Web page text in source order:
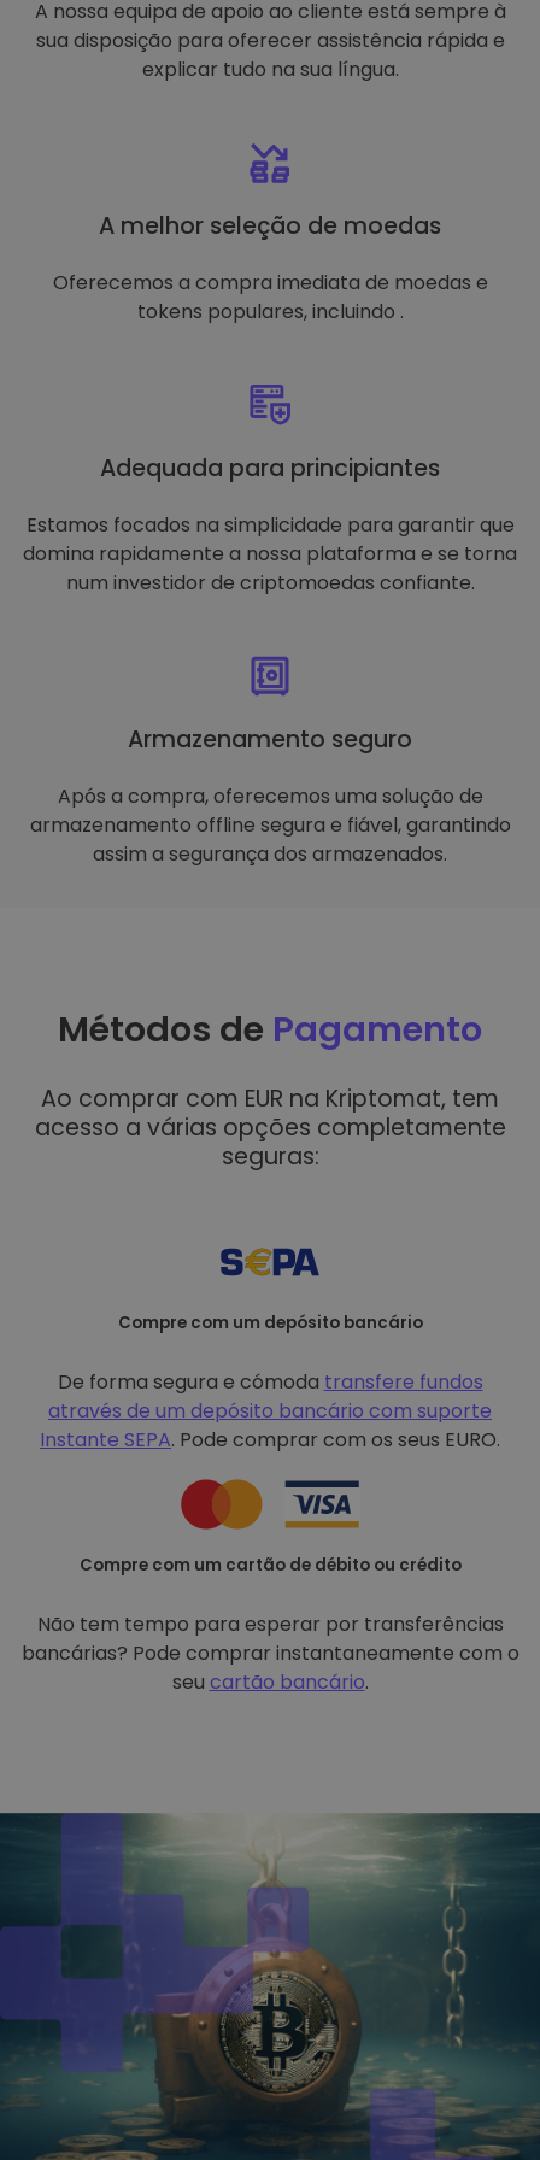
A nossa equipa de apoio ao cliente está sempre à
sua disposição para oferecer assistência rápida e
explicar tudo na sua língua.
A melhor seleção de moedas
Oferecemos a compra imediata de moedas e
tokens populares, incluindo .
Adequada para principiantes
Estamos focados na simplicidade para garantir que
domina rapidamente a nossa plataforma e se torna
num investidor de criptomoedas confiante.
Armazenamento seguro
Após a compra, oferecemos uma solução de
armazenamento offline segura e fiável, garantindo
assim a segurança dos armazenados.
Métodos de Pagamento
Ao comprar com EUR na Kriptomat, tem
acesso a várias opções completamente
seguras:
Compre com um depósito bancário
De forma segura e cómoda transfere fundos
através de um depósito bancário com suporte
Instante SEPA. Pode comprar com os seus EURO.
Compre com um cartão de débito ou crédito
Não tem tempo para esperar por transferências
bancárias? Pode comprar instantaneamente com o
seu cartão bancário.